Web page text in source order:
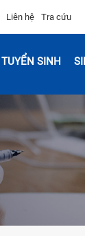
Liên hệ Tra cứu
TUYỂN SINH